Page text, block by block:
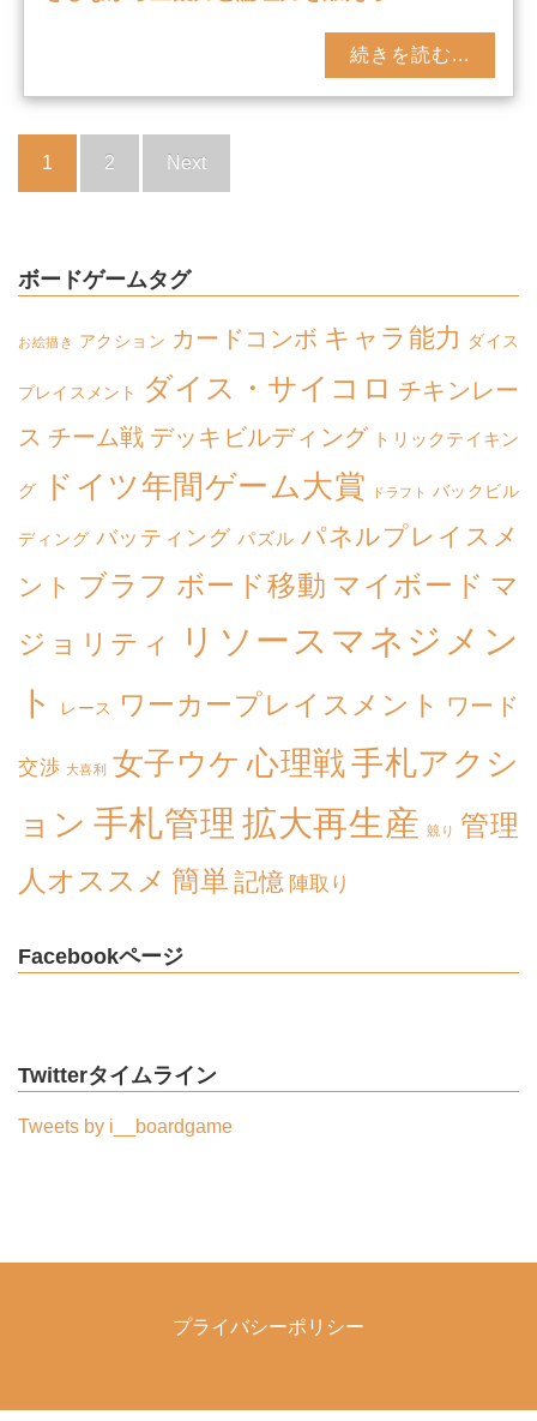
続きを読む...
1 2 Next
ボードゲームタグ
お絵描き アクション カードコンボ キャラ能力 ダイス
プレイスメント ダイス・サイコロ チキンレー
ス チーム戦 デッキビルディング トリックテイキン
グ ドイツ年間ゲーム大賞 ドラフト バックビル
ディング バッティング パズル パネルプレイスメ
ント ブラフ ボード移動 マイボード マ
ジョリティ
リソースマネジメン
ト
レース ワーカープレイスメント ワード
交渉 大喜利 女子ウケ 心理戦手札アクシ
ョン 手札管理 拡大再生産 競り
管理
人オススメ 簡単 記憶 陣取り
Facebookページ
Twitterタイムライン
Tweets by i__boardgame
プライバシーポリシー